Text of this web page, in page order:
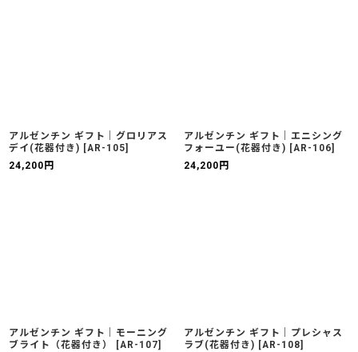
アルゼンチン ギフト｜グロリアス
デイ(花器付き) [AR-105]
24,200 円
アルゼンチン ギフト｜エニシング
フォーユー(花器付き) [AR-106]
24,200 円
アルゼンチン ギフト｜モーニング
ブライト（花器付き）
[AR-107]
アルゼンチン ギフト｜プレシャス
ラブ(花器付き) [AR-108]